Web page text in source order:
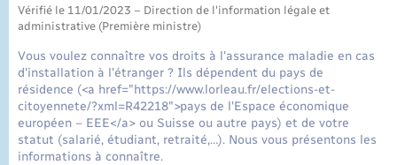
Vérifié le 11/01/2023 – Direction de l'information légale et
administrative (Première ministre)
Vous voulez connaître vos droits à l'assurance maladie en cas
d'installation à l'étranger ? Ils dépendent du pays de
résidence (<a href="https://www.lorleau.fr/elections-et-
citoyennete/?xml=R42218">pays de l'Espace économique
européen – EEE</a> ou Suisse ou autre pays) et de votre
statut (salarié, étudiant, retraité,…). Nous vous présentons les
informations à connaître.